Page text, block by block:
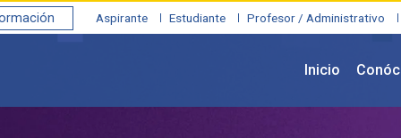
Aspirante Estudiante Profesor / Administrativo
Inicio